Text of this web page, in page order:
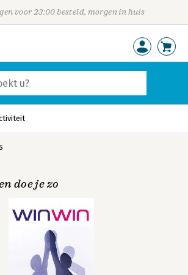
voor 23:00 besteld, morgen in huis
doe je zo